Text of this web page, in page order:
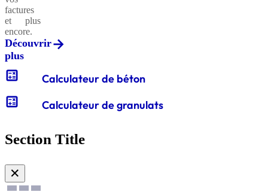
factures
et plus
encore.
Découvrir
plus
calculate Calculateur de béton
calculate Calculateur de granulats
Section Title
✕